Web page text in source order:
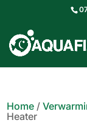
Home /
Heater